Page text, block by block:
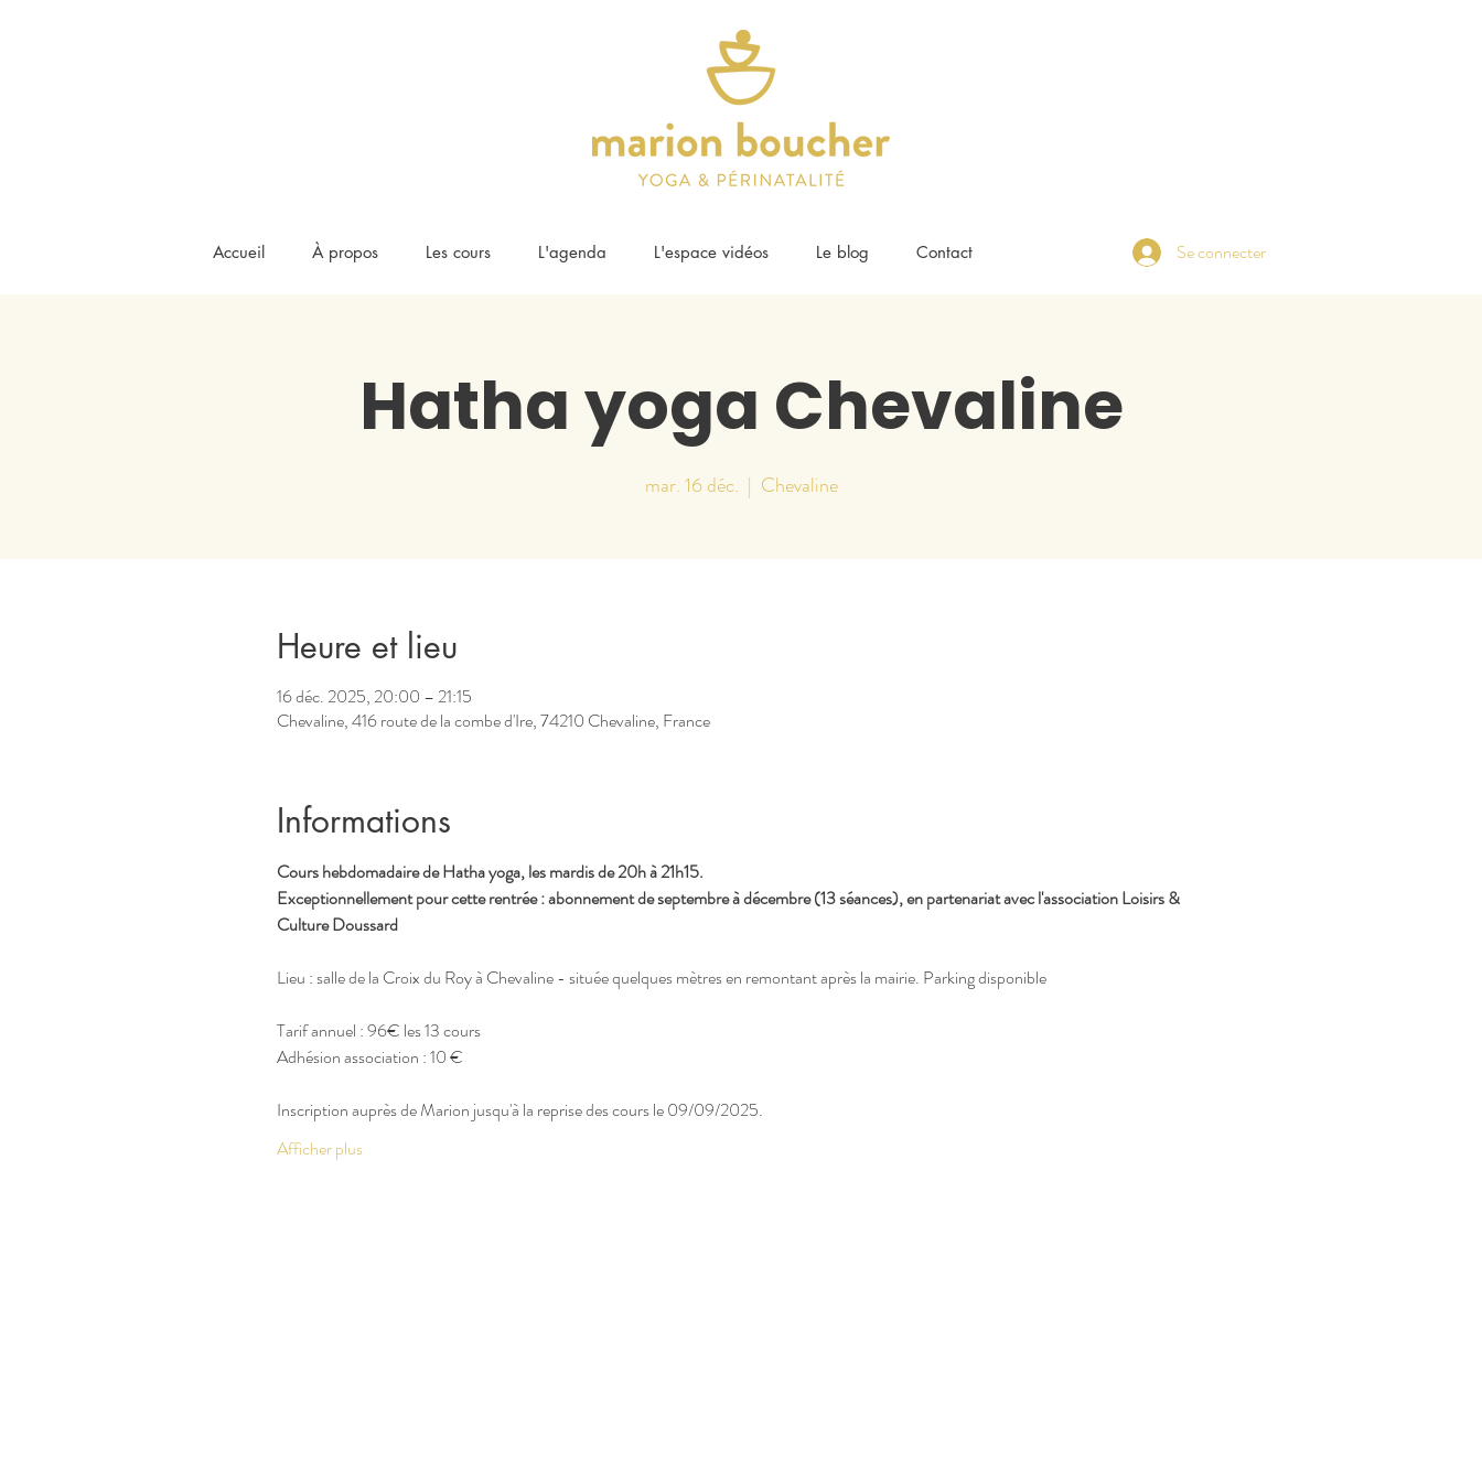
Accueil À propos Les cours L'agenda L'espace vidéos Le blog Contact Se connecter
Hatha yoga Chevaline
mar. 16 déc.
  |
Chevaline
Heure et lieu
16 déc. 2025, 20:00 – 21:15
Chevaline, 416 route de la combe d'Ire, 74210 Chevaline, France
Informations
Cours hebdomadaire de Hatha yoga, les mardis de 20h à 21h15.
Exceptionnellement pour cette rentrée : abonnement de septembre à décembre (13 séances), en partenariat avec l'association Loisirs &
Culture Doussard
Lieu : salle de la Croix du Roy à Chevaline - située quelques mètres en remontant après la mairie. Parking disponible
Tarif annuel : 96€ les 13 cours
Adhésion association : 10 €
Inscription auprès de Marion jusqu'à la reprise des cours le 09/09/2025.
Afficher plus